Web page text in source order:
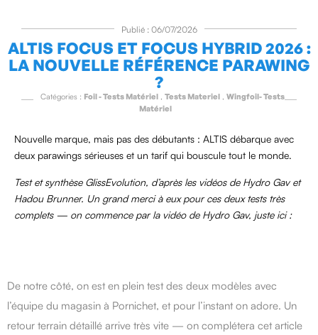
Publié : 06/07/2026
ALTIS FOCUS ET FOCUS HYBRID 2026 :
LA NOUVELLE RÉFÉRENCE PARAWING
?
Catégories : Foil - Tests Matériel , Tests Materiel , Wingfoil- Tests
Matériel
Nouvelle marque, mais pas des débutants : ALTIS débarque avec
deux parawings sérieuses et un tarif qui bouscule tout le monde.
Test et synthèse GlissEvolution, d’après les vidéos de Hydro Gav et
Hadou Brunner. Un grand merci à eux pour ces deux tests très
complets — on commence par la vidéo de Hydro Gav, juste ici :
De notre côté, on est en plein test des deux modèles avec
l’équipe du magasin à Pornichet, et pour l’instant on adore. Un
retour terrain détaillé arrive très vite — on complétera cet article